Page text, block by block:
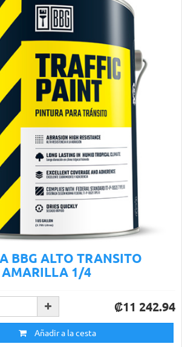
BBG ALTO TRANSITO
AMARILLA 1/4
₡11 242.94
Añadir a la cesta